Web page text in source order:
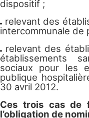
dispositif ;
relevant des
intercommunale de
relevant des
établissements
sociaux pour les
publique
30 avril 2012.
Ces trois cas de
l’obligation de